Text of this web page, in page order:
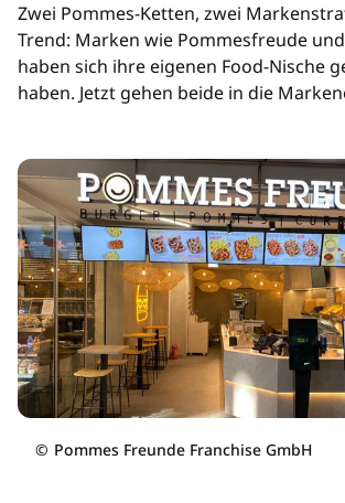
Zwei Pommes-Ketten, zwei
Trend: Marken wie Pommesfreude
haben sich ihre eigenen Food-Nische
haben. Jetzt gehen beide in die
© Pommes Freunde Franchise GmbH